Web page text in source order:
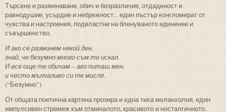
Търсене и разминаване, обич и безразличие, отдаденост и
равнодушие, усърдие и небрежност... един пъстър конгломерат от
чувства и настроения, подвластни на бленуваното единение и
съвършенство.
И ако се разминем някой ден,
знай, че безумно много съм те искал.
И все още те обичам – ако питаш мен,
и често мълчаливо си те мисля.
(“Безумно”)
От общата поетична картина прозира и една тиха меланхолия, един
импулсивен стремеж към отминалото, красивото и носталгичното.